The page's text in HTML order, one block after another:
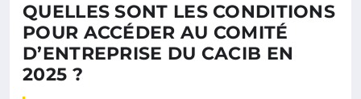
QUELLES SONT LES CONDITIONS
POUR ACCÉDER AU COMITÉ
D’ENTREPRISE DU CACIB EN
2025 ?